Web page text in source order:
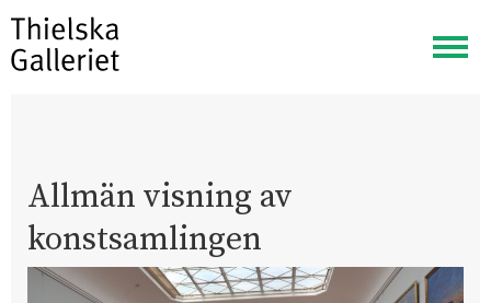
Visa
meny
Allmän visning av
konstsamlingen